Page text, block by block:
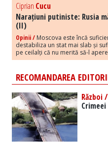
Ciprian Cucu
Narațiuni putiniste: Rusia
(II)
Opinii / Moscova este încă
destabiliza un stat mai slab și
pe ceilalți că nu merită să-l
RECOMANDAREA
Război /
Crimeei